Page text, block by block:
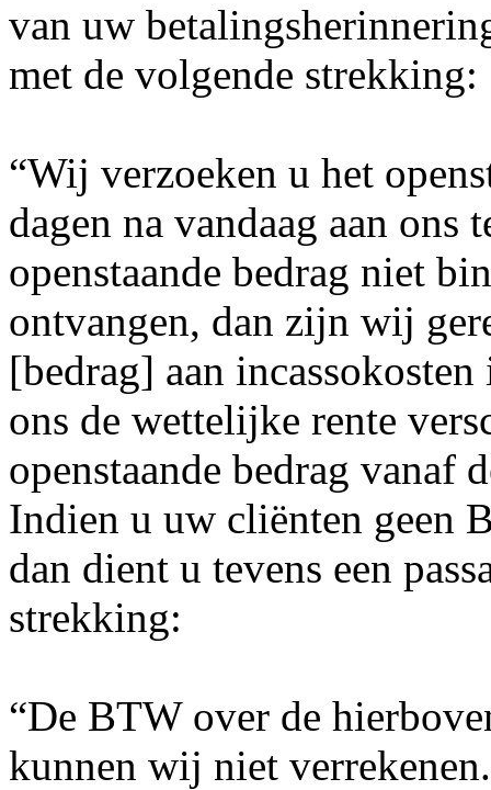
van uw
met de volgende strekking:
“Wij verzoeken u het
dagen na vandaag aan ons
openstaande bedrag niet
ontvangen, dan zijn wij
[bedrag] aan
ons de wettelijke rente
openstaande bedrag vanaf
Indien u uw cliënten geen
dan dient u tevens een
strekking:
“De BTW over de
kunnen wij niet